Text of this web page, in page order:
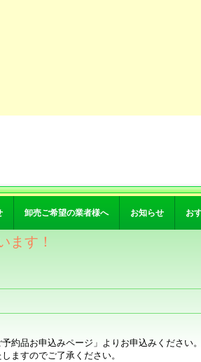
卸売ご希望の業者様へ お知らせ お
ます！
約品お申込みページ」よりお申込みください。
ますのでご了承ください。